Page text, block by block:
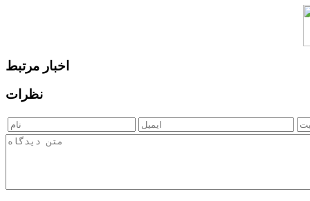
اخبار مرتبط
نظرات